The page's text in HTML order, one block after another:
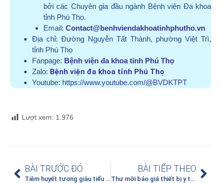
bởi các Chuyên gia đầu ngành Bệnh viện Đa khoa
tỉnh Phú Thọ.
Email: Contact@benhviendakhoatinhphutho.vn
Địa chỉ: Đường Nguyễn Tất Thành, phường Việt Trì,
tỉnh Phú Thọ
Fanpage: Bệnh viện đa khoa tỉnh Phú Thọ
Zalo: Bệnh viện đa khoa tỉnh Phú Thọ
Youtube: https://www.youtube.com/@BVDKTPT
Lượt xem: 1.976
BÀI TRƯỚC ĐÓ
Tiêm huyết tương giàu tiểu cầu – Giải pháp hiệu quả cho người thoái hóa khớp gối
BÀI TIẾP THEO
Thư mời báo giá thiết bị y tế mua sắm tập trung năm 2025-2026, bổ sung lần 2